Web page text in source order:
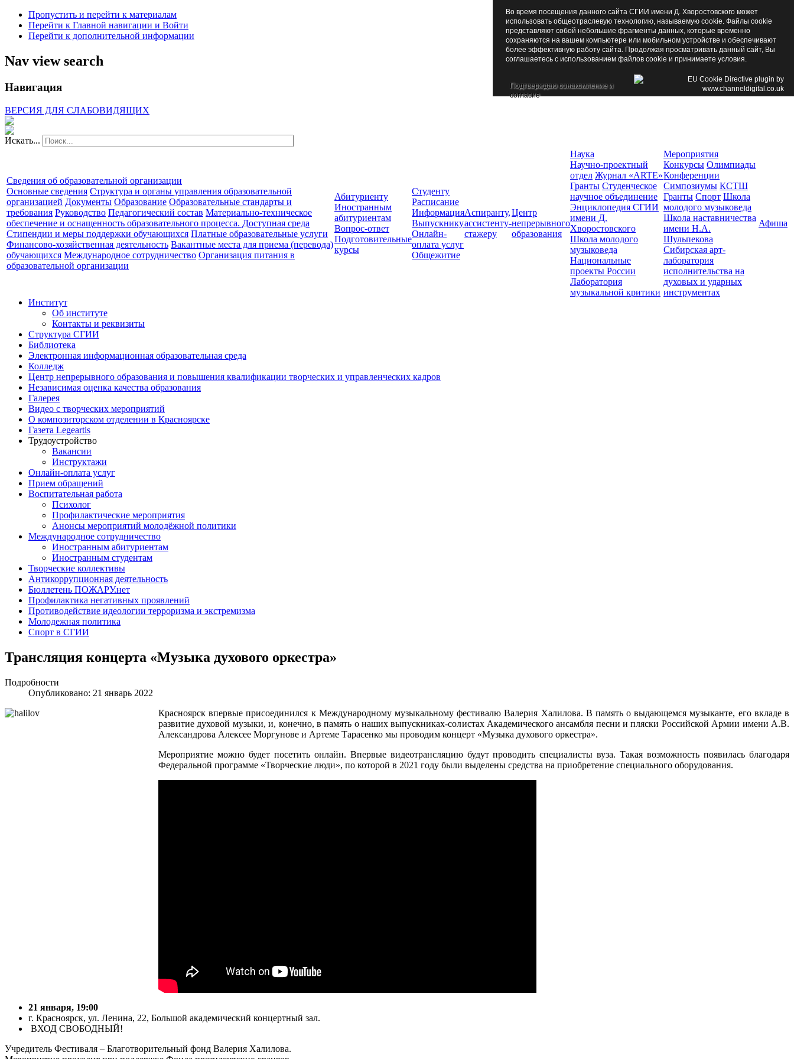
Пропустить и перейти к материалам
Перейти к Главной навигации и Войти
Перейти к дополнительной информации
Nav view search
Навигация
ВЕРСИЯ ДЛЯ СЛАБОВИДЯЩИХ
Искать...
Сведения об образовательной организации
Основные сведения Структура и органы управления образовательной
организацией Документы Образование Образовательные стандарты и
требования Руководство Педагогический состав Материально-техническое
обеспечение и оснащенность образовательного процесса. Доступная среда
Стипендии и меры поддержки обучающихся Платные образовательные услуги
Финансово-хозяйственная деятельность Вакантные места для приема (перевода)
обучающихся Международное сотрудничество Организация питания в
образовательной организации
Абитуриенту
Иностранным
абитуриентам
Вопрос-ответ
Подготовительные
курсы
Студенту
Расписание
Информация
Выпускнику
Онлайн-
оплата услуг
Общежитие
Аспиранту,
ассистенту-
стажеру
Центр
непрерывного
образования
Наука
Научно-проектный
отдел Журнал «ARTE»
Гранты Студенческое
научное объединение
Энциклопедия СГИИ
имени Д.
Хворостовского
Школа молодого
музыковеда
Национальные
проекты России
Лаборатория
музыкальной критики
Мероприятия
Конкурсы Олимпиады
Конференции
Симпозиумы КСТШ
Гранты Спорт Школа
молодого музыковеда
Школа наставничества
имени Н.А.
Шульпекова
Сибирская арт-
лаборатория
исполнительства на
духовых и ударных
инструментах
Афиша
Институт
Об институте
Контакты и реквизиты
Структура СГИИ
Библиотека
Электронная информационная образовательная среда
Колледж
Центр непрерывного образования и повышения квалификации творческих и управленческих кадров
Независимая оценка качества образования
Галерея
Видео с творческих мероприятий
О композиторском отделении в Красноярске
Газета Legeartis
Трудоустройство
Вакансии
Инструктажи
Онлайн-оплата услуг
Прием обращений
Воспитательная работа
Психолог
Профилактические мероприятия
Анонсы мероприятий молодёжной политики
Международное сотрудничество
Иностранным абитуриентам
Иностранным студентам
Творческие коллективы
Антикоррупционная деятельность
Бюллетень ПОЖАРУ.нет
Профилактика негативных проявлений
Противодействие идеологии терроризма и экстремизма
Молодежная политика
Спорт в СГИИ
Трансляция концерта «Музыка духового оркестра»
Подробности
Опубликовано: 21 январь 2022
Красноярск впервые присоединился к Международному музыкальному фестивалю Валерия Халилова. В память о выдающемся музыканте, его вкладе в
развитие духовой музыки, и, конечно, в память о наших выпускниках-солистах Академического ансамбля песни и пляски Российской Армии имени А.В.
Александрова Алексее Моргунове и Артеме Тарасенко мы проводим концерт «Музыка духового оркестра».
Мероприятие можно будет посетить онлайн. Впервые видеотрансляцию будут проводить специалисты вуза. Такая возможность появилась благодаря
Федеральной программе «Творческие люди», по которой в 2021 году были выделены средства на приобретение специального оборудования.
21 января, 19:00
г. Красноярск, ул. Ленина, 22, Большой академический концертный зал.
ВХОД СВОБОДНЫЙ!
Учредитель Фестиваля – Благотворительный фонд Валерия Халилова.
Во время посещения данного сайта СГИИ имени Д. Хворостовского может
использовать общеотраслевую технологию, называемую cookie. Файлы cookie
представляют собой небольшие фрагменты данных, которые временно
сохраняются на вашем компьютере или мобильном устройстве и обеспечивают
более эффективную работу сайта. Продолжая просматривать данный сайт, Вы
соглашаетесь с использованием файлов cookie и принимаете условия.
Подтверждаю ознакомление и
согласие